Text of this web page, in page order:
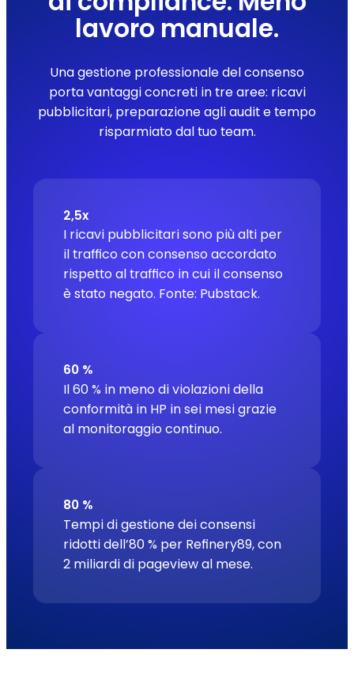
lavoro manuale.
Una gestione professionale del consenso
porta vantaggi concreti in tre aree: ricavi
pubblicitari, preparazione agli audit e tempo
risparmiato dal tuo team.
2,5x
I ricavi pubblicitari sono più alti per
il traffico con consenso accordato
rispetto al traffico in cui il consenso
è stato negato. Fonte: Pubstack.
60 %
Il 60 % in meno di violazioni della
conformità in HP in sei mesi grazie
al monitoraggio continuo.
80 %
Tempi di gestione dei consensi
ridotti dell’80 % per Refinery89, con
2 miliardi di pageview al mese.